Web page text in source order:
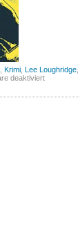
Krimi Lee Loughridge
deaktiviertfür